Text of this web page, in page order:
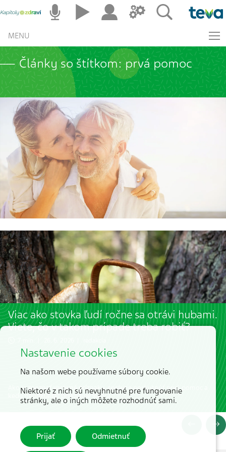
MENU
Články so štítkom: prvá pomoc
Viac ako stovka ľudí ročne sa otrávi hubami.
Viete, čo v takom prípade treba robiť?
Ako rozpoznať varovné príznaky, správne poskytnúť prvú pomoc a
kedy neodkladať privolanie lekára.
Nastavenie cookies
Na našom webe používame súbory cookie.
Niektoré z nich sú nevyhnutné pre fungovanie
stránky, ale o iných môžete rozhodnúť sami.
Prijať Odmietnuť